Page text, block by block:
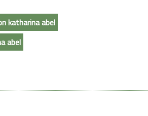
katharina abel
abel